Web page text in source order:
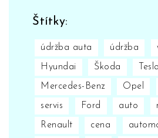
Štítky:
údržba auta údržba
Hyundai Škoda Tesla
Mercedes-Benz Opel
servis Ford auto
Renault cena